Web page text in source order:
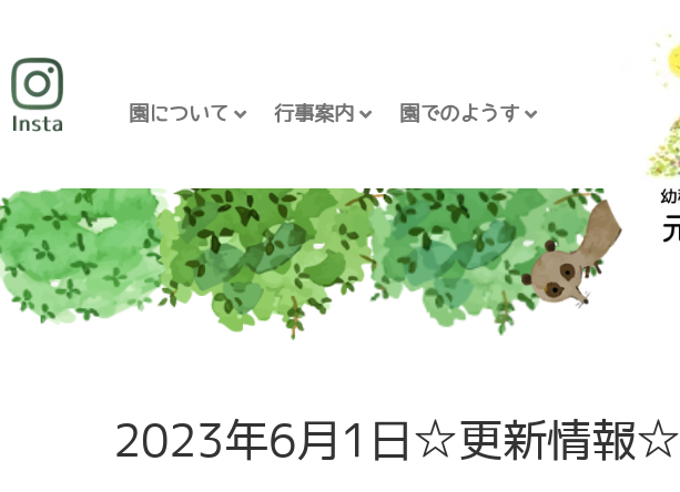
園について 行事案内 園でのようす
2023年6月1日☆更新情報☆